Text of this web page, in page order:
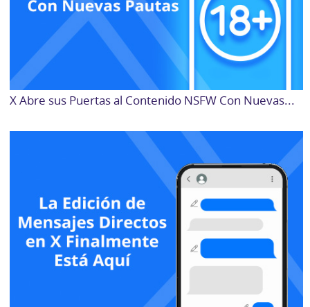
X Abre sus Puertas al Contenido NSFW Con Nuevas...